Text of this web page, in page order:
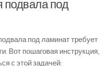
подвала под
под ламинат требует
Вот пошаговая инструкция,
с этой задачей: